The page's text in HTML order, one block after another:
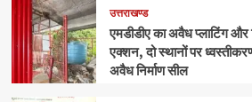
उत्तराखण्ड
एमडीडीए का अवैध प्लाटिंग और
एक्शन, दो स्थानों पर
अवैध निर्माण सील